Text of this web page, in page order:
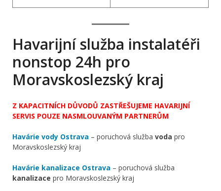
Havarijní služba instalatéři
nonstop 24h pro
Moravskoslezský kraj
Z KAPACITNÍCH DŮVODŮ ZASTŘEŠUJEME HAVARIJNÍ
SERVIS POUZE NASMLOUVANÝM PARTNERŮM
Havárie vody Ostrava – poruchová služba voda pro
Moravskoslezský kraj
Havárie kanalizace Ostrava – poruchová služba
kanalizace pro Moravskoslezský kraj